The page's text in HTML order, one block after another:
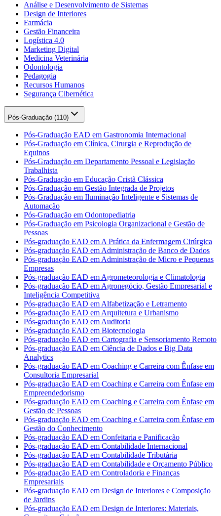
Análise e Desenvolvimento de Sistemas
Design de Interiores
Farmácia
Gestão Financeira
Logística 4.0
Marketing Digital
Medicina Veterinária
Odontologia
Pedagogia
Recursos Humanos
Segurança Cibernética
Pós-Graduação (110)
Pós-Graduação EAD em Gastronomia Internacional
Pós-Graduação em Clínica, Cirurgia e Reprodução de
Equinos
Pós-Graduação em Departamento Pessoal e Legislação
Trabalhista
Pós-Graduação em Educação Cristã Clássica
Pós-Graduação em Gestão Integrada de Projetos
Pós-Graduação em Iluminação Inteligente e Sistemas de
Automação
Pós-Graduação em Odontopediatria
Pós-Graduação em Psicologia Organizacional e Gestão de
Pessoas
Pós-graduação EAD em A Prática da Enfermagem Cirúrgica
Pós-graduação EAD em Administração de Banco de Dados
Pós-graduação EAD em Administração de Micro e Pequenas
Empresas
Pós-graduação EAD em Agrometeorologia e Climatologia
Pós-graduação EAD em Agronegócio, Gestão Empresarial e
Inteligência Competitiva
Pós-graduação EAD em Alfabetização e Letramento
Pós-graduação EAD em Arquitetura e Urbanismo
Pós-graduação EAD em Auditoria
Pós-graduação EAD em Biotecnologia
Pós-graduação EAD em Cartografia e Sensoriamento Remoto
Pós-graduação EAD em Ciência de Dados e Big Data
Analytics
Pós-graduação EAD em Coaching e Carreira com Ênfase em
Consultoria Empresarial
Pós-graduação EAD em Coaching e Carreira com Ênfase em
Empreendedorismo
Pós-graduação EAD em Coaching e Carreira com Ênfase em
Gestão de Pessoas
Pós-graduação EAD em Coaching e Carreira com Ênfase em
Gestão do Conhecimento
Pós-graduação EAD em Confeitaria e Panificação
Pós-graduação EAD em Contabilidade Internacional
Pós-graduação EAD em Contabilidade Tributária
Pós-graduação EAD em Contabilidade e Orçamento Público
Pós-graduação EAD em Controladoria e Finanças
Empresariais
Pós-graduação EAD em Design de Interiores e Composição
de Jardins
Pós-graduação EAD em Design de Interiores: Materiais,